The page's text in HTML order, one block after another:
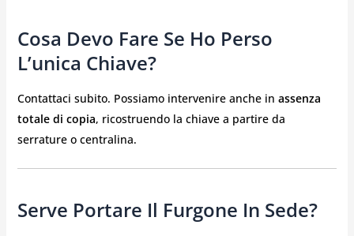
Cosa Devo Fare Se Ho Perso
L’unica Chiave?
Contattaci subito. Possiamo intervenire anche in assenza
totale di copia, ricostruendo la chiave a partire da
serrature o centralina.
Serve Portare Il Furgone In Sede?